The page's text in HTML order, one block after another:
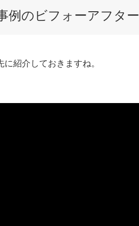
例のビフォーアフター
紹介しておきますね。